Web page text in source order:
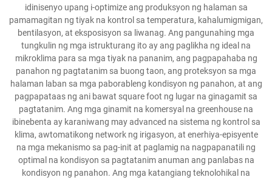
idinisenyo upang i-optimize ang produksyon ng halaman sa
pamamagitan ng tiyak na kontrol sa temperatura, kahalumigmigan,
bentilasyon, at eksposisyon sa liwanag. Ang pangunahing mga
tungkulin ng mga istrukturang ito ay ang paglikha ng ideal na
mikroklima para sa mga tiyak na pananim, ang pagpapahaba ng
panahon ng pagtatanim sa buong taon, ang proteksyon sa mga
halaman laban sa mga paborableng kondisyon ng panahon, at ang
pagpapataas ng ani bawat square foot ng lugar na ginagamit sa
pagtatanim. Ang mga ginamit na komersyal na greenhouse na
ibinebenta ay karaniwang may advanced na sistema ng kontrol sa
klima, awtomatikong network ng irigasyon, at enerhiya-episyente
na mga mekanismo sa pag-init at paglamig na nagpapanatili ng
optimal na kondisyon sa pagtatanim anuman ang panlabas na
kondisyon ng panahon. Ang mga katangiang teknolohikal na